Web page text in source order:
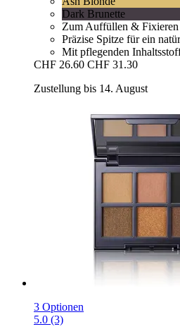
Dark Brunette
Zum Auffüllen & Fixieren
Präzise Spitze für ein
Mit pflegenden
CHF 26.60 CHF 31.30
Zustellung bis 14. August
3 Optionen
5.0 (3)